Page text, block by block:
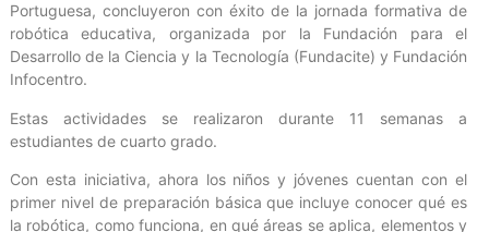
Portuguesa, concluyeron con éxito de la jornada formativa de
robótica educativa, organizada por la Fundación para el
Desarrollo de la Ciencia y la Tecnología (Fundacite) y Fundación
Infocentro.
Estas actividades se realizaron durante 11 semanas a
estudiantes de cuarto grado.
Con esta iniciativa, ahora los niños y jóvenes cuentan con el
primer nivel de preparación básica que incluye conocer qué es
la robótica, como funciona, en qué áreas se aplica, elementos y